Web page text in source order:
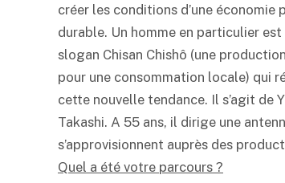
créer les conditions d’une économie
durable. Un homme en particulier
slogan Chisan Chishô (une
pour une consommation locale) qui
cette nouvelle tendance. Il s’agit de
Takashi. A 55 ans, il dirige une
s’approvisionnent auprès des
Quel a été votre parcours ?